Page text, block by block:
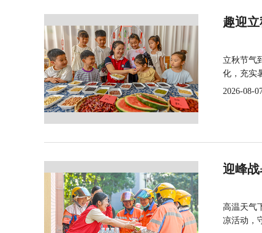
趣迎
立秋节气
化，充实
2026-08-
迎峰
高温天气
凉活动，